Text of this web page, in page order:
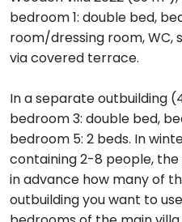
bedroom 1: double bed,
room/dressing room, WC,
via covered terrace.
In a separate outbuilding
bedroom 3: double bed,
bedroom 5: 2 beds. In
containing 2-8 people,
in advance how many of
outbuilding you want to